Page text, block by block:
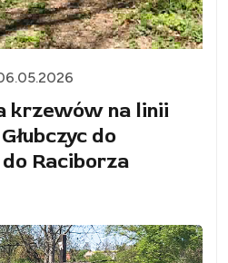
krzewów na linii
do
Raciborza